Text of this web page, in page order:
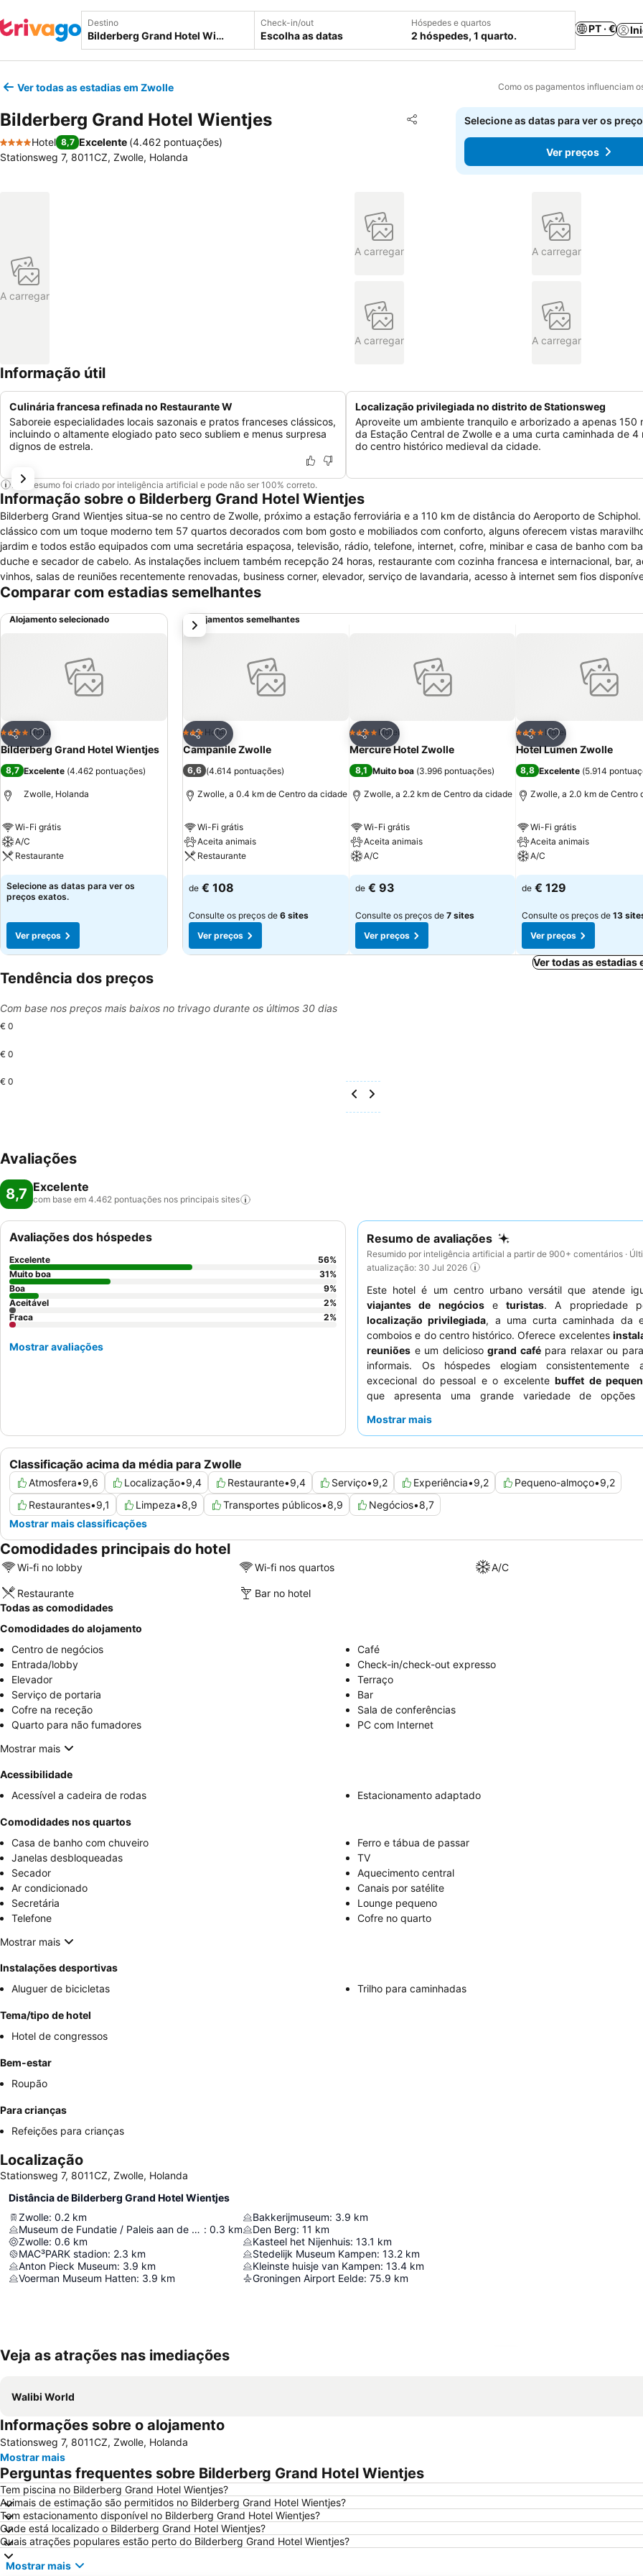
Destino Check-in/out
Escolha as datas
Hóspedes e quartos
2 hóspedes, 1 quarto.
PT · €
Ver todas as estadias em Zwolle Como os pagamentos influenciam
Bilderberg Grand Hotel Wientjes Partilhar
Adicionar aos favoritos
4 Estrelas
Hotel 8,7 Excelente (4.462 pontuações)
Stationsweg 7, 8011CZ, Zwolle, Holanda
Selecione as datas para ver os
Ver preços
A carregar
A carregar A carregar
A carregar A carregar
Informação útil
Culinária francesa refinada no Restaurante W
Saboreie especialidades locais sazonais e pratos franceses clássicos,
incluindo o altamente elogiado pato seco subliem e menus surpresa
dignos de estrela.
Localização privilegiada no distrito de Stationsweg
Aproveite um ambiente tranquilo e arborizado a apenas 150
da Estação Central de Zwolle e a uma curta caminhada de 4
do centro histórico medieval da cidade.
Este resumo foi criado por inteligência artificial e pode não ser 100% correto.
Informação sobre o Bilderberg Grand Hotel Wientjes
Bilderberg Grand Wientjes situa-se no centro de Zwolle, próximo a estação ferroviária e a 110 km de distância do Aeroporto de Schiphol.
clássico com um toque moderno tem 57 quartos decorados com bom gosto e mobiliados com conforto, alguns oferecem vistas
jardim e todos estão equipados com uma secretária espaçosa, televisão, rádio, telefone, internet, cofre, minibar e casa de banho com
duche e secador de cabelo. As instalações incluem também recepção 24 horas, restaurante com cozinha francesa e internacional, bar,
vinhos, salas de reuniões recentemente renovadas, business corner, elevador, serviço de lavandaria, acesso à internet sem fios
as áreas públicas, serviço de quartos, terraço e amplo estacionamento no local em frente ao hotel e estacionamento pago na estação
Comparar com estadias semelhantes
Alojamento selecionado
Partilhar
Adicionar aos favoritos
4 EstrelasHotel
Bilderberg Grand Hotel Wientjes
8,7 Excelente (4.462 pontuações)
Zwolle, Holanda
Wi-Fi grátis
A/C
Restaurante
Ver preços
Selecione as datas para ver os
preços exatos.
Ver preços
Alojamentos semelhantes
Partilhar
Adicionar aos favoritos
3 Estrelas
Hotel
Campanile Zwolle
6,6 (4.614 pontuações)
Zwolle, a 0.4 km de Centro da cidade
Wi-Fi grátis
Aceita animais
Restaurante
Ver preços
de € 108
Consulte os preços de 6 sites
Ver preços
Partilhar
Adicionar aos favoritos
4 EstrelasHotel
Mercure Hotel Zwolle
8,1 Muito boa (3.996 pontuações)
Zwolle, a 2.2 km de Centro da cidade
Wi-Fi grátis
Aceita animais
A/C
Ver preços
de € 93
Consulte os preços de 7 sites
Ver preços
Partilhar
Adicionar aos
4 EstrelasHotel
Hotel Lumen Zwolle
8,8 Excelente (5.914
Zwolle, a 2.0 km de Centro
Wi-Fi grátis
Aceita animais
A/C
Ver preços
de € 129
Consulte os preços de 13
Ver preços
próximo
Ver todas as estadias
Tendência dos preços
Com base nos preços mais baixos no trivago durante os últimos 30 dias
€ 0
€ 0
€ 0
Avaliações
8,7 Excelente
com base em 4.462 pontuações nos principais sites
Resumo de avaliações
Resumido por inteligência artificial a partir de 900+ comentários ·
atualização: 30 Jul 2026
Este hotel é um centro urbano versátil que atende
viajantes de negóciose turistas. A propriedade
localização privilegiada, a uma curta caminhada da
comboios e do centro histórico. Oferece excelentes
reuniões e um delicioso grand cafépara relaxar ou
informais. Os hóspedes elogiam consistentemente
excecional do pessoal e o excelente buffet de
que apresenta uma grande variedade de opções
solicitar um dos
Mostrar mais
Classificação acima da média para Zwolle
Atmosfera•9,6 Localização•9,4 Restaurante•9,4 Serviço•9,2 Experiência•9,2 Pequeno-almoço•9,2
Restaurantes•9,1 Limpeza•8,9 Transportes públicos•8,9 Negócios•8,7
Mostrar mais classificações
Avaliações dos hóspedes
Excelente 56%
Muito boa
31%
Boa
9%
Aceitável
2%
Fraca
2%
Mostrar avaliações
Comodidades principais do hotel
Wi-fi no lobby Wi-fi nos quartos A/C
Restaurante
Bar no hotel
Todas as comodidades
Comodidades do alojamento
Centro de negócios
Café
Entrada/lobby
Check-in/check-out expresso
Elevador
Terraço
Serviço de portaria
Bar
Cofre na receção
Sala de conferências
Quarto para não fumadores
PC com Internet
Mostrar mais
Acessibilidade
Acessível a cadeira de rodas
Estacionamento adaptado
Comodidades nos quartos
Casa de banho com chuveiro
Ferro e tábua de passar
Janelas desbloqueadas
TV
Secador
Aquecimento central
Ar condicionado
Canais por satélite
Secretária
Lounge pequeno
Telefone
Cofre no quarto
Mostrar mais
Instalações desportivas
Aluguer de bicicletas
Trilho para caminhadas
Tema/tipo de hotel
Hotel de congressos
Bem-estar
Roupão
Para crianças
Refeições para crianças
Localização
Stationsweg 7, 8011CZ, Zwolle, Holanda
Distância de Bilderberg Grand Hotel Wientjes
Zwolle: 0.2 km
Museum de Fundatie / Paleis aan de Blijmarkt : 0.3 km
Zwolle: 0.6 km
MAC³PARK stadion: 2.3 km
Anton Pieck Museum: 3.9 km
Voerman Museum Hatten: 3.9 km
Bakkerijmuseum: 3.9 km
Den Berg: 11 km
Kasteel het Nijenhuis: 13.1 km
Stedelijk Museum Kampen: 13.2 km
Kleinste huisje van Kampen: 13.4 km
Groningen Airport Eelde: 75.9 km
Veja as atrações nas imediações
Walibi World
Informações sobre o alojamento
Stationsweg 7, 8011CZ, Zwolle, Holanda
Mostrar mais
Perguntas frequentes sobre Bilderberg Grand Hotel Wientjes
Tem piscina no Bilderberg Grand Hotel Wientjes?
Animais de estimação são permitidos no Bilderberg Grand Hotel Wientjes?
Tem estacionamento disponível no Bilderberg Grand Hotel Wientjes?
Onde está localizado o Bilderberg Grand Hotel Wientjes?
Quais atrações populares estão perto do Bilderberg Grand Hotel Wientjes?
Mostrar mais